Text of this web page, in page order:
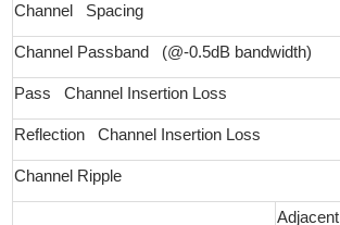
Channel Spacing
Channel Passband (@-0.5dB bandwidth)
Pass Channel Insertion Loss
Reflection Channel Insertion Loss
Channel Ripple
Adjacent